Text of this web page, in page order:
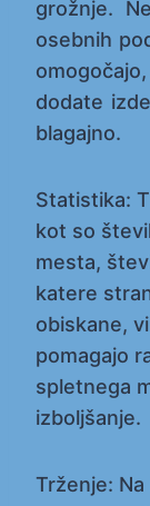
grožnje.
osebnih
dodate
blagajno.
Statistika:
kot so
mesta,
katere
obiskane,
pomagajo
spletnega
izboljšanje.
Trženje: